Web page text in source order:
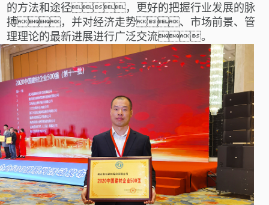
的方法和途径， 更好的把握行业发展的脉
搏，并对经济走势、市场前景、管
理理论的最新进展进行广泛交流。